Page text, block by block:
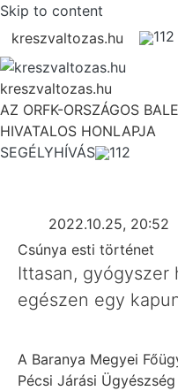
Skip to content
kreszvaltozas.hu
112
kreszvaltozas.hu
AZ ORFK-ORSZÁGOS
HIVATALOS HONLAPJA
SEGÉLYHÍVÁS
112
2022.10.25, 20:52
Csúnya esti történet
Ittasan,
egészen egy
A Baranya Megyei
Pécsi Járási